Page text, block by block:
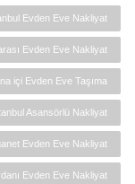
Evden Eve Nakliyat
Evden Eve Nakliyat
içi Evden Eve Taşıma
Asansörlü Nakliyat
Evden Eve Nakliyat
Evden Eve Nakliyat